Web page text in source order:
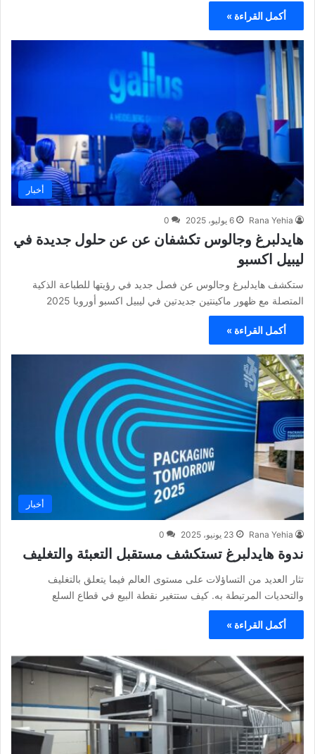
أكمل القراءة »
أخبار
Rana Yehia 6 يوليو، 2025 0
هايدلبرغ وجالوس تكشفان عن عن حلول جديدة في
ليبيل اكسبو
ستكشف هايدلبرغ وجالوس عن فصل جديد في رؤيتها للطباعة الذكية
المتصلة مع ظهور ماكينتين جديدتين في ليبيل اكسبو أوروبا 2025
أكمل القراءة »
أخبار
Rana Yehia 23 يونيو، 2025 0
ندوة هايدلبرغ تستكشف مستقبل التعبئة والتغليف
تثار العديد من التساؤلات على مستوى العالم فيما يتعلق بالتغليف
والتحديات المرتبطة به. كيف ستتغير نقطة البيع في قطاع السلع
أكمل القراءة »